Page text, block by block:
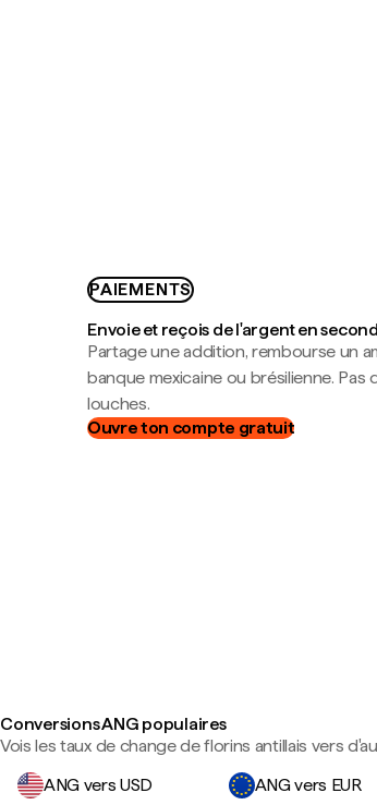
PAIEMENTS
Envoie et reçois de l'argent en
Partage une addition, rembourse un
banque mexicaine ou brésilienne. Pas
louches.
Ouvre ton compte gratuit
Conversions ANG populaires
Vois les taux de change de florins antillais vers
ANG vers USD
ANG vers EUR